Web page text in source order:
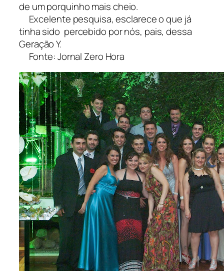
de um porquinho mais cheio.
Excelente pesquisa, esclarece o que já
tinha sido percebido por nós, pais, dessa
Geração Y.
Fonte: Jornal Zero Hora